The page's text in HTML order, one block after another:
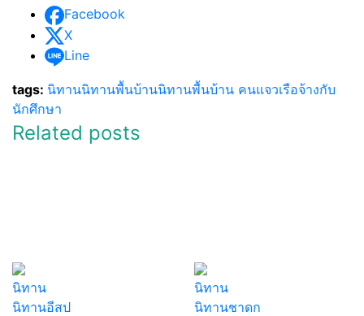
Facebook
X
Line
tags: นิทานนิทานพื้นบ้านนิทานพื้นบ้าน คนแจวเรือจ้างกับ
นักศึกษา
Related posts
นิทาน
นิทานอีสป
นิทาน
นิทานชาดก